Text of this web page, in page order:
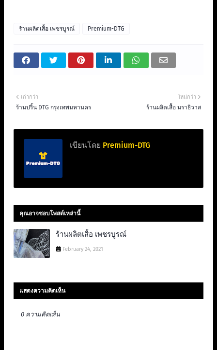
ร้านผลิตเสื้อ เพชรบูรณ์ Premium-DTG
ใหม่กว่า
ร้านผลิตเสื้อ นราธิวาส
เก่ากว่า
ร้านปริ้น DTG กรุงเทพมหานคร
เขียนโดย Premium-DTG
คุณอาจชอบโพสต์เหล่านี้
ร้านผลิตเสื้อ เพชรบูรณ์
February 24, 2021
แสดงความคิดเห็น
0 ความคิดเห็น